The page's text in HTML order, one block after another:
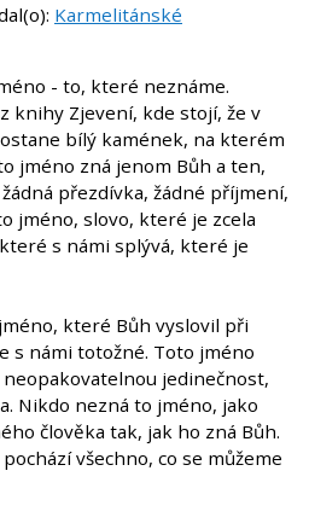
Karmelitánské
- to, které neznáme.
knihy Zjevení, kde stojí, že v
bílý kamének, na kterém
jméno zná jenom Bůh a ten,
přezdívka, žádné příjmení,
jméno, slovo, které je zcela
s námi splývá, které je
které Bůh vyslovil při
s námi totožné. Toto jméno
jedinečnost,
Nikdo nezná to jméno, jako
člověka tak, jak ho zná Bůh.
všechno, co se můžeme